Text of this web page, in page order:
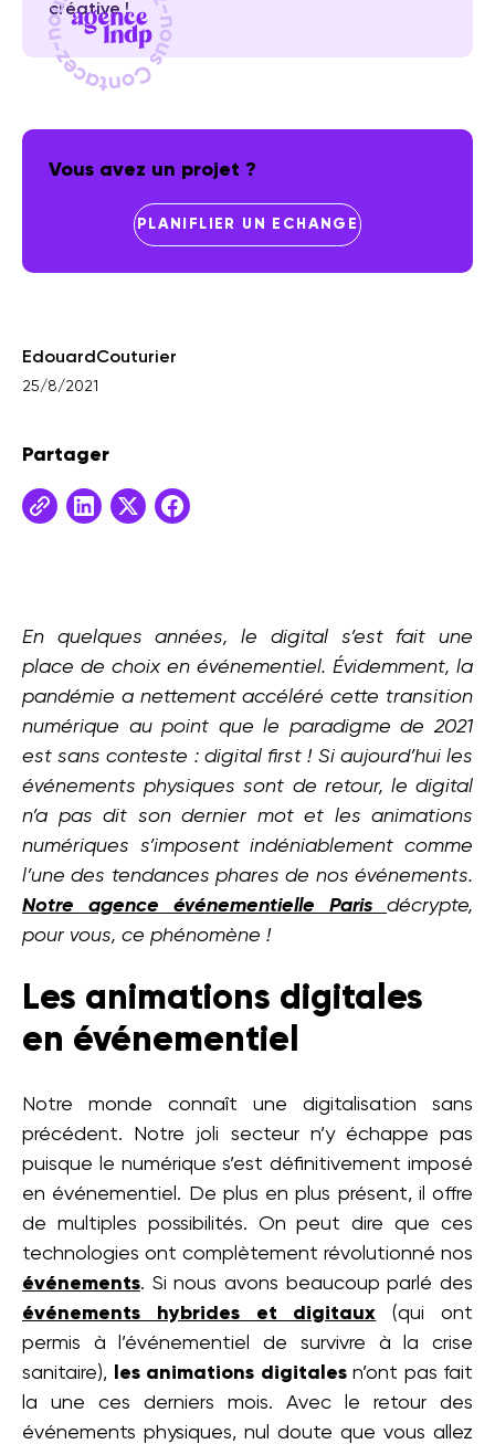
créative !
Vous avez un projet ?
PLANIFLIER UN ECHANGE
Edouard Couturier
25/8/2021
Partager
En quelques années, le digital s’est fait une
place de choix en événementiel. Évidemment, la
pandémie a nettement accéléré cette transition
numérique au point que le paradigme de 2021
est sans conteste : digital first ! Si aujourd’hui les
événements physiques sont de retour, le digital
n’a pas dit son dernier mot et les animations
numériques s’imposent indéniablement comme
l’une des tendances phares de nos événements.
Notre agence événementielle Paris décrypte,
pour vous, ce phénomène !
Les animations digitales
en événementiel
Notre monde connaît une digitalisation sans
précédent. Notre joli secteur n’y échappe pas
puisque le numérique s’est définitivement imposé
en événementiel. De plus en plus présent, il offre
de multiples possibilités. On peut dire que ces
technologies ont complètement révolutionné nos
événements. Si nous avons beaucoup parlé des
événements hybrides et digitaux (qui ont
permis à l’événementiel de survivre à la crise
sanitaire),
les animations digitalesn’ont pas fait
la une ces derniers mois. Avec le retour des
événements physiques, nul doute que vous allez